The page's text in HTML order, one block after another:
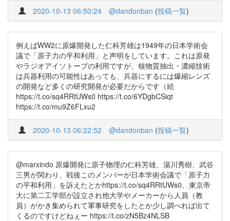
2020-10-13 06:50:24 @dandonban (投稿一覧)
例えばWW2に原爆開発した仁科芳雄は1949年の日本学術会
議で「原子力の平和利用」と声明をしています。これは原発
やラジオアイソトープの利用ですが、核物質抽出・濃縮技術
は兵器利用の可能性はあっても、兵器にするには爆縮レンズ
の開発など多くの研究開発が必要だからです（続
https://t.co/sq4RRtUWs0 https://t.co/6YDgbCSiqt
https://t.co/mu9Z6FLxu2
2020-10-13 06:22:52 @dandonban (投稿一覧)
@marxindo 原爆開発に原子物理の仁科芳雄、湯川秀樹、武谷
三男が関わり、戦後このメンバーが日本学術会議で「原子力
の平和利用」を訴えたとかhttps://t.co/sq4RRtUWs0、東京帝
大に第二工学部が設立され他大学やメーカーから人員（教
員）がかき集められて軍事研究をしたとか少し調べれば出て
くるのですけどねぇー https://t.co/zN5Bz4NLSB